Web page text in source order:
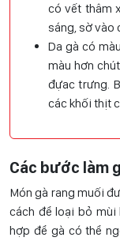
có vết thâm
sáng, sờ vào
Da gà có
màu hơn
đựac trưng.
các khối thịt
Các bước làm
Món gà rang muối
cách để loại bỏ
hợp để gà có thể